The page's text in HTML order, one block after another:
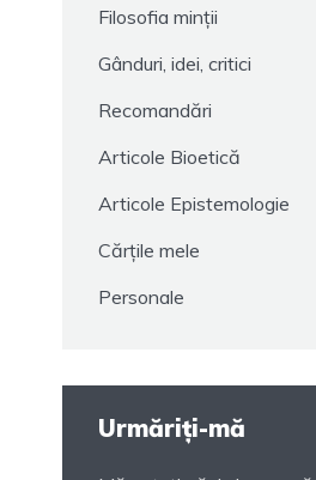
Filosofia minții
Gânduri, idei, critici
Recomandări
Articole Bioetică
Articole Epistemologie
Cărțile mele
Personale
Urmăriți-mă